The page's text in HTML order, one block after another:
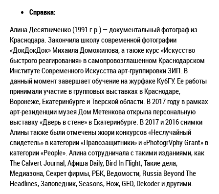
Справка:
Алина Десятниченко (1991 г.р.) — документальный фотограф из
Краснодара. Закончила школу современной фотографии
«ДокДокДок» Михаила Доможилова, а также курс «Искусство
быстрого реагирования» в самопровозглашенном Краснодарском
Институте Современного Искусства арт-группировки ЗИП. В
данный момент завершает обучение на журфаке КубГУ. Ее работы
принимали участие в групповых выставках в Краснодаре,
Воронеже, Екатеринбурге и Тверской области. В 2017 году в рамках
арт-резиденции музея Дом Метенкова открыла персональную
выставку «Дверь в стене» в Екатеринбурге. В 2017 и 2016 снимки
Алины также были отмечены жюри конкурсов «Неслучайный
свидетель» в категории «Правозащитники» и «PhotogrVphy Grant» в
категории «People». Алина сотрудничала с такими изданиями, как
The Calvert Journal, Афиша Daily, Bird In Flight, Такие дела,
Медиазона, Секрет фирмы, РБК, Ведомости, Russia Beyond The
Headlines, Заповедник, Seasons, Нож, GEO, Dekoder и другими.